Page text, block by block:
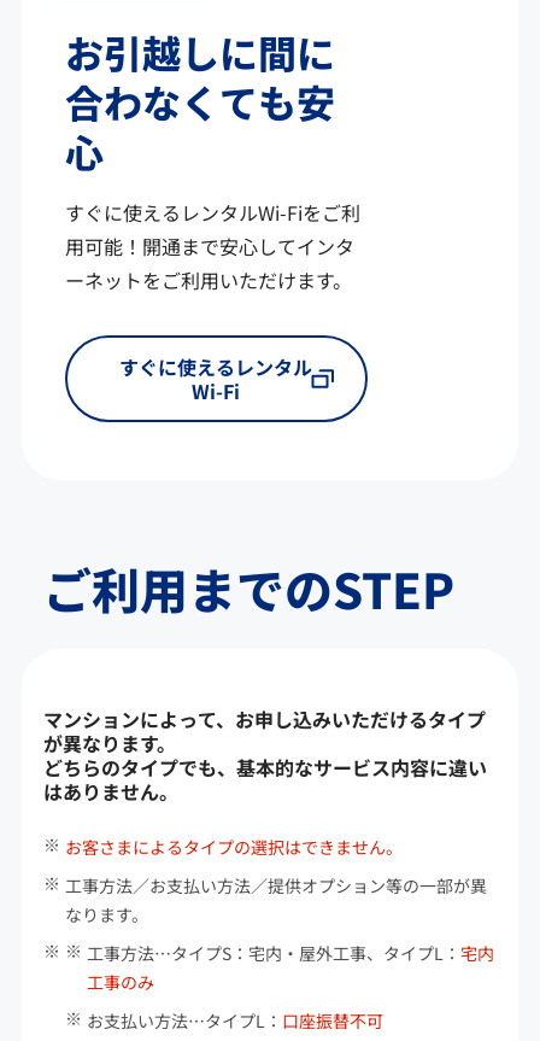
お引越しに間に
合わなくても安
心
すぐに使えるレンタルWi-Fiをご利
用可能！開通まで安心してインタ
ーネットをご利用いただけます。
すぐに使えるレンタル
Wi-Fi
ご利用までのSTEP
マンションによって、お申し込みいただけるタイプ
が異なります。
どちらのタイプでも、基本的なサービス内容に違い
はありません。
お客さまによるタイプの選択はできません。
工事方法／お支払い方法／提供オプション等の一部が異
なります。
工事方法…タイプS：宅内・屋外工事、タイプL： 宅内
工事のみ
お支払い方法…タイプL： 口座振替不可